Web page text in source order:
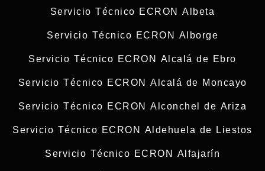
Servicio Técnico ECRON Albeta
Servicio Técnico ECRON Alborge
Servicio Técnico ECRON Alcalá de Ebro
Servicio Técnico ECRON Alcalá de Moncayo
Servicio Técnico ECRON Alconchel de Ariza
Servicio Técnico ECRON Aldehuela de Liestos
Servicio Técnico ECRON Alfajarín